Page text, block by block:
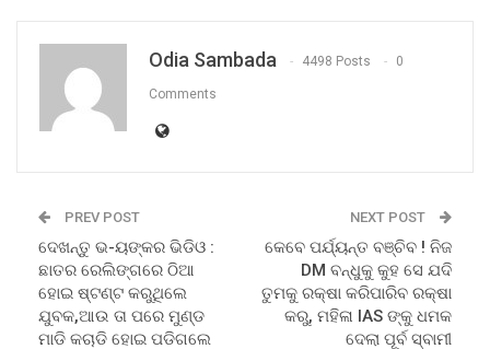
Odia Sambada 4498 Posts 0
Comments
PREV POST
ଦେଖନ୍ତୁ ଭ-ୟଙ୍କର ଭିଡିଓ :
ଛାତର ରେଲିଙ୍ଗରେ ଠିଆ
ହୋଇ ଷ୍ଟଣ୍ଟ କରୁଥିଲେ
ଯୁବକ,ଆଉ ତା ପରେ ମୁଣ୍ଡ
ମାଡି କଚାଡି ହୋଇ ପଡିଗଲେ
NEXT POST
କେବେ ପର୍ଯ୍ୟନ୍ତ ବଞ୍ଚିବ ! ନିଜ
DM ବନ୍ଧୁକୁ କୁହ ସେ ଯଦି
ତୁମକୁ ରକ୍ଷା କରିପାରିବ ରକ୍ଷା
କରୁ, ମହିଳା IAS ଙ୍କୁ ଧମକ
ଦେଲା ପୂର୍ବ ସ୍ବାମୀ